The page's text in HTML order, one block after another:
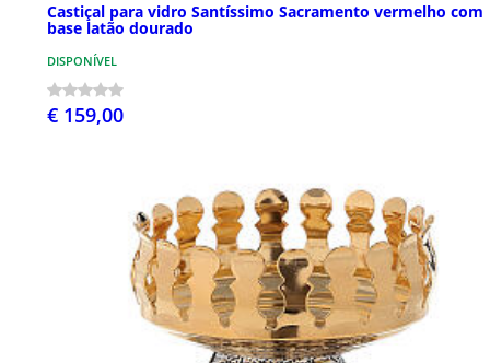
Castiçal para vidro Santíssimo Sacramento vermelho com
base latão dourado
DISPONÍVEL
€ 159,00